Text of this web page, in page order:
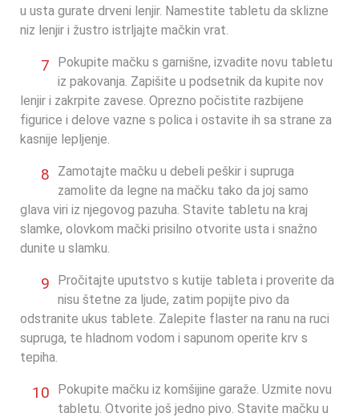
u usta gurate drveni lenjir. Namestite tabletu da sklizne
niz lenjir i žustro istrljajte mačkin vrat.
7
Pokupite mačku s garnišne, izvadite novu tabletu
iz pakovanja. Zapišite u podsetnik da kupite nov
lenjir i zakrpite zavese. Oprezno počistite razbijene
figurice i delove vazne s polica i ostavite ih sa strane za
kasnije lepljenje.
8
Zamotajte mačku u debeli peškir i supruga
zamolite da legne na mačku tako da joj samo
glava viri iz njegovog pazuha. Stavite tabletu na kraj
slamke, olovkom mački prisilno otvorite usta i snažno
dunite u slamku.
9
Pročitajte uputstvo s kutije tableta i proverite da
nisu štetne za ljude, zatim popijte pivo da
odstranite ukus tablete. Zalepite flaster na ranu na ruci
supruga, te hladnom vodom i sapunom operite krv s
tepiha.
10
Pokupite mačku iz komšijine garaže. Uzmite novu
tabletu. Otvorite još jedno pivo. Stavite mačku u